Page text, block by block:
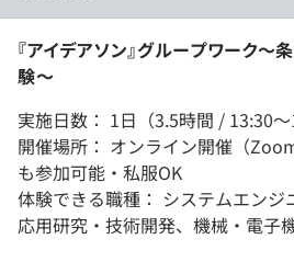
『アイデアソン』グループワーク
験～
実施日数： 1日（3.5時間 / 13:30～
開催場所： オンライン開催（
も参加可能・私服OK
体験できる職種： システムエンジ
応用研究・技術開発、機械・電子